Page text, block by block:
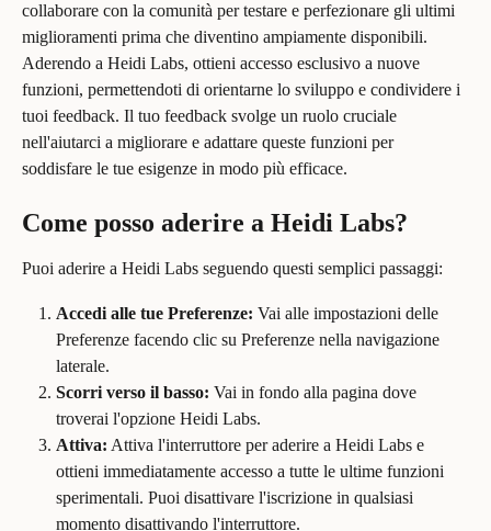
collaborare con la comunità per testare e perfezionare gli ultimi
miglioramenti prima che diventino ampiamente disponibili.
Aderendo a Heidi Labs, ottieni accesso esclusivo a nuove
funzioni, permettendoti di orientarne lo sviluppo e condividere i
tuoi feedback. Il tuo feedback svolge un ruolo cruciale
nell'aiutarci a migliorare e adattare queste funzioni per
soddisfare le tue esigenze in modo più efficace.
Come posso aderire a Heidi Labs?
Puoi aderire a Heidi Labs seguendo questi semplici passaggi:
Accedi alle tue Preferenze: Vai alle impostazioni delle
Preferenze facendo clic su Preferenze nella navigazione
laterale.
Scorri verso il basso: Vai in fondo alla pagina dove
troverai l'opzione Heidi Labs.
Attiva: Attiva l'interruttore per aderire a Heidi Labs e
ottieni immediatamente accesso a tutte le ultime funzioni
sperimentali. Puoi disattivare l'iscrizione in qualsiasi
momento disattivando l'interruttore.